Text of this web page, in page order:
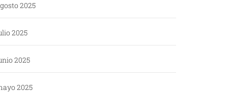
2025
2025
2025
2025